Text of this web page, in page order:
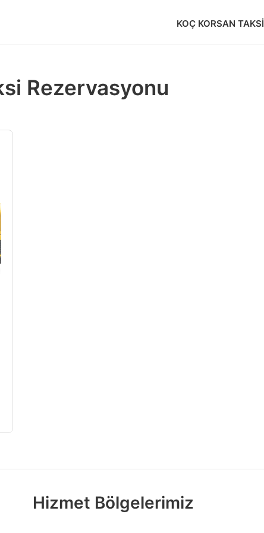
KOÇ KORSAN TAKSI
Rezervasyonu
Hizmet Bölgelerimiz